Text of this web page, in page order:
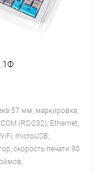
57 мм; маркировка;
(RS-232); Ethernet;
microUSB;
скорость печати 90